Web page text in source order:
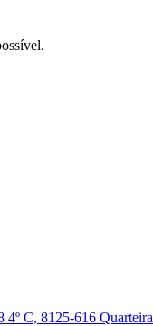
C, 8125-616 Quarteira